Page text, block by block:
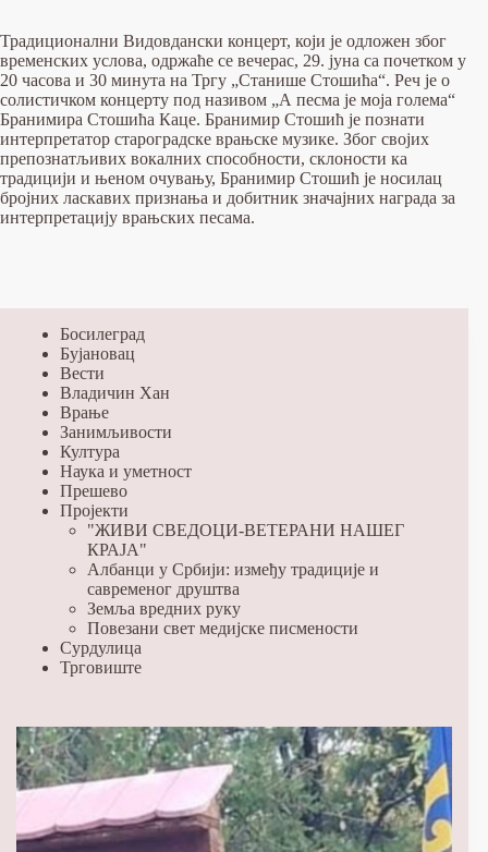
Традиционални Видовдански концерт, који је одложен због
временских услова, одржаће се вечерас, 29. јуна са почетком у
20 часова и 30 минута на Тргу „Станише Стошића“. Реч је о
солистичком концерту под називом „А песма је моја голема“
Бранимира Стошића Каце. Бранимир Стошић је познати
интерпретатор староградске врањске музике. Због својих
препознатљивих вокалних способности, склоности ка
традицији и њеном очувању, Бранимир Стошић је носилац
бројних ласкавих признања и добитник значајних награда за
интерпретацију врањских песама.
Босилеград
Бујановац
Вести
Владичин Хан
Врање
Занимљивости
Култура
Наука и уметност
Прешево
Пројекти
"ЖИВИ СВЕДОЦИ-ВЕТЕРАНИ НАШЕГ
КРАЈА"
Албанци у Србији: између традиције и
савременог друштва
Земља вредних руку
Повезани свет медијске писмености
Сурдулица
Трговиште